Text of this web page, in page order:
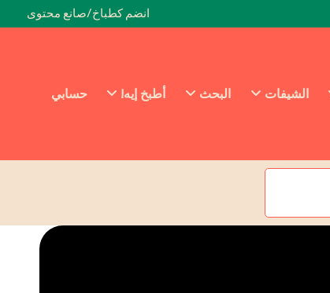
انضم كطباخ/صانع محتوى
الشيفات البحث أطبخ إيه! حسابي